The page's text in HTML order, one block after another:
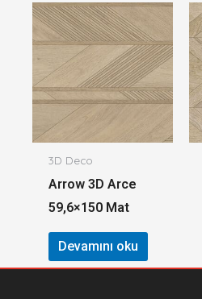
3D Deco
Arrow 3D Arce
59,6×150 Mat
Devamını oku